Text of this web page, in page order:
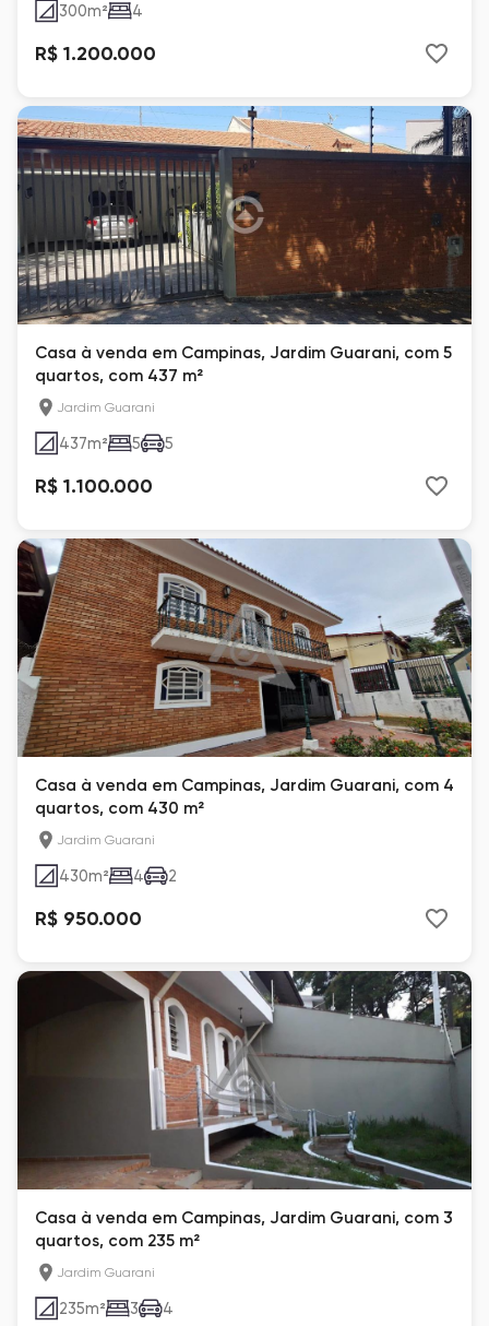
300m² 4
R$ 1.200.000
Casa à venda em Campinas, Jardim Guarani, com 5
quartos, com 437 m²
Jardim Guarani
437m² 5 5
R$ 1.100.000
Casa à venda em Campinas, Jardim Guarani, com 4
quartos, com 430 m²
Jardim Guarani
430m² 4 2
R$ 950.000
Casa à venda em Campinas, Jardim Guarani, com 3
quartos, com 235 m²
Jardim Guarani
235m² 3 4